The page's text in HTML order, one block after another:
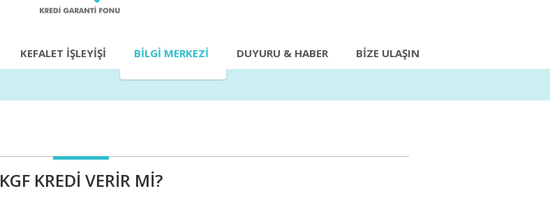
KEFALET İŞLEYİŞİ BILGI MERKEZI DUYURU & HABER BIZE ULAŞIN
KGF KREDI VERIR MI?